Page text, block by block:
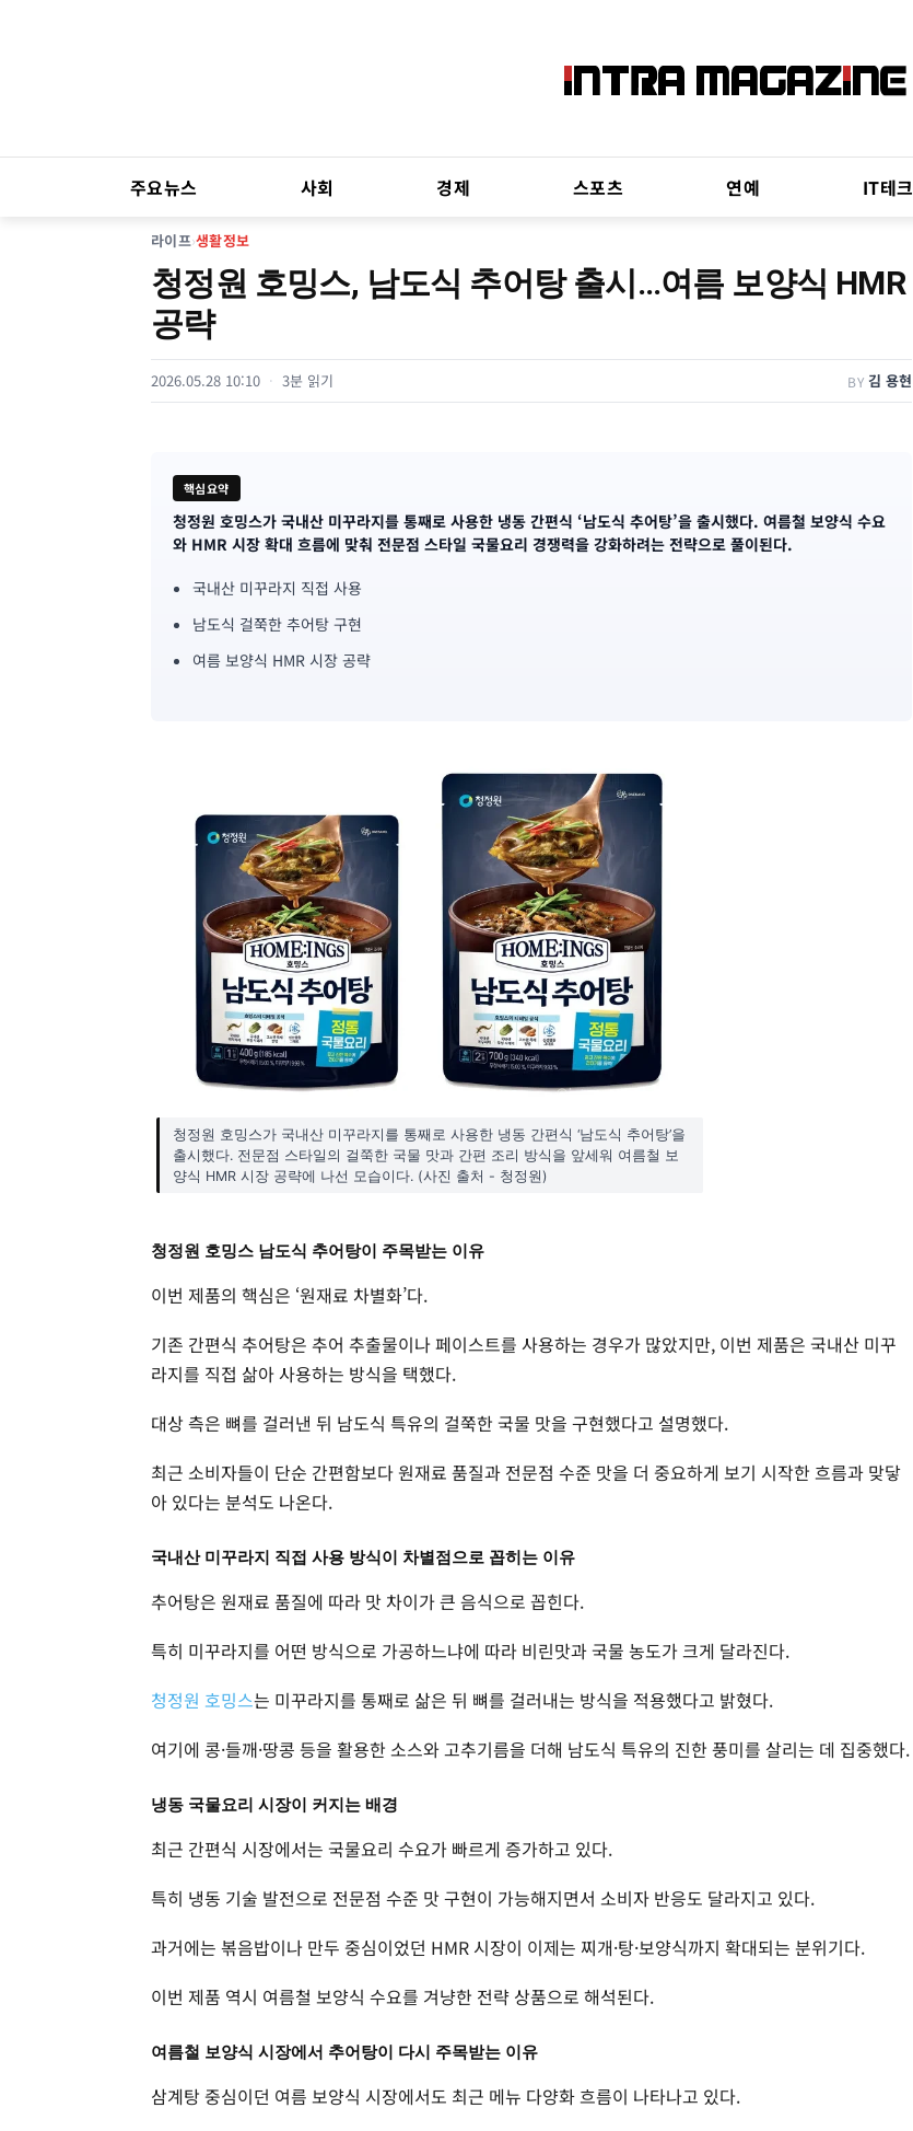
주요뉴스 사회 경제 스포츠 연예 IT테크
라이프›생활정보
청정원 호밍스, 남도식 추어탕 출시…여름 보양식 HMR
공략
2026.05.28 10:10 3분 읽기 BY 김 용현
핵심요약
기
심
청정원 호밍스가 국내산 미꾸라지를 통째로 사용한 냉동 간편식 ‘남도식 추어탕’을 출시했다. 여름철 보양식 수요
와 HMR 시장 확대 흐름에 맞춰 전문점 스타일 국물요리 경쟁력을 강화하려는 전략으로 풀이된다.
국내산 미꾸라지 직접 사용
남도식 걸쭉한 추어탕 구현
여름 보양식 HMR 시장 공략
청정원 호밍스가 국내산 미꾸라지를 통째로 사용한 냉동 간편식 ‘남도식 추어탕’을
출시했다. 전문점 스타일의 걸쭉한 국물 맛과 간편 조리 방식을 앞세워 여름철 보
양식 HMR 시장 공략에 나선 모습이다. (사진 출처 - 청정원)
청정원 호밍스 남도식 추어탕이 주목받는 이유
이번 제품의 핵심은 ‘원재료 차별화’다.
기존 간편식 추어탕은 추어 추출물이나 페이스트를 사용하는 경우가 많았지만, 이번 제품은 국내산 미꾸
라지를 직접 삶아 사용하는 방식을 택했다.
대상 측은 뼈를 걸러낸 뒤 남도식 특유의 걸쭉한 국물 맛을 구현했다고 설명했다.
최근 소비자들이 단순 간편함보다 원재료 품질과 전문점 수준 맛을 더 중요하게 보기 시작한 흐름과 맞닿
아 있다는 분석도 나온다.
국내산 미꾸라지 직접 사용 방식이 차별점으로 꼽히는 이유
추어탕은 원재료 품질에 따라 맛 차이가 큰 음식으로 꼽힌다.
특히 미꾸라지를 어떤 방식으로 가공하느냐에 따라 비린맛과 국물 농도가 크게 달라진다.
청정원 호밍스는 미꾸라지를 통째로 삶은 뒤 뼈를 걸러내는 방식을 적용했다고 밝혔다.
여기에 콩·들깨·땅콩 등을 활용한 소스와 고추기름을 더해 남도식 특유의 진한 풍미를 살리는 데 집중했다.
냉동 국물요리 시장이 커지는 배경
최근 간편식 시장에서는 국물요리 수요가 빠르게 증가하고 있다.
특히 냉동 기술 발전으로 전문점 수준 맛 구현이 가능해지면서 소비자 반응도 달라지고 있다.
과거에는 볶음밥이나 만두 중심이었던 HMR 시장이 이제는 찌개·탕·보양식까지 확대되는 분위기다.
이번 제품 역시 여름철 보양식 수요를 겨냥한 전략 상품으로 해석된다.
여름철 보양식 시장에서 추어탕이 다시 주목받는 이유
삼계탕 중심이던 여름 보양식 시장에서도 최근 메뉴 다양화 흐름이 나타나고 있다.